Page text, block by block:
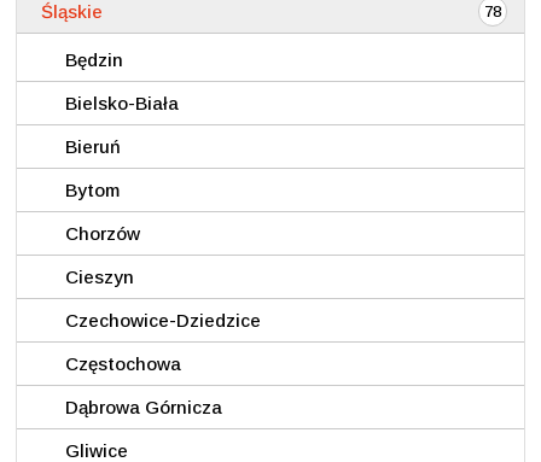
Śląskie 78
Będzin
Bielsko-Biała
Bieruń
Bytom
Chorzów
Cieszyn
Czechowice-Dziedzice
Częstochowa
Dąbrowa Górnicza
Gliwice